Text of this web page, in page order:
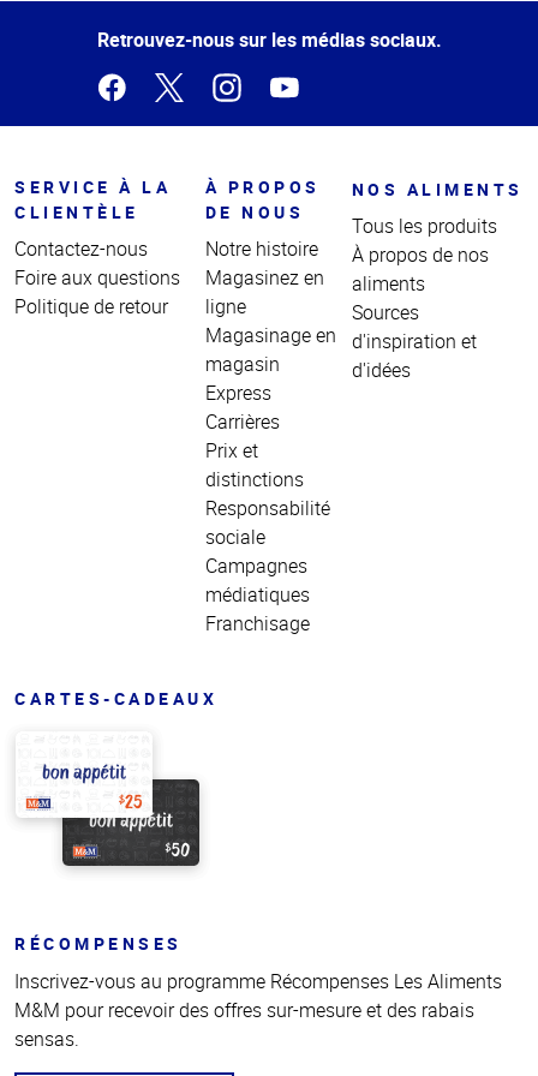
de la
Retrouvez-nous sur les médias sociaux.
SERVICE À LA
CLIENTÈLE
Contactez-nous
Foire aux questions
Politique de retour
À PROPOS
DE NOUS
Notre histoire
Magasinez en
ligne
Magasinage en
magasin
Express
Carrières
Prix et
distinctions
Responsabilité
sociale
Campagnes
médiatiques
Franchisage
NOS ALIMENTS
Tous les produits
À propos de nos
aliments
Sources
d'inspiration et
d'idées
CARTES-CADEAUX
RÉCOMPENSES
Inscrivez-vous au programme Récompenses Les Aliments
M&M pour recevoir des offres sur-mesure et des rabais
sensas.